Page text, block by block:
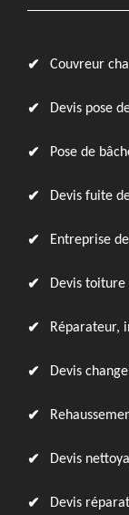
Couvreur
Devis pose
Pose de
Devis fuite
Entreprise
Devis toiture
Réparateur,
Devis
Devis
Devis